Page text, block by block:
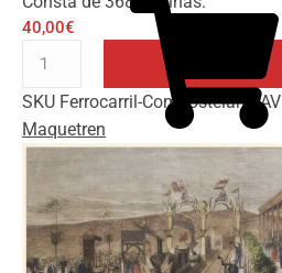
40,00€
Del
Compostelano
a
Velocidad
cantidad
SKU Ferrocarril-Compostelano-AV
Maquetren